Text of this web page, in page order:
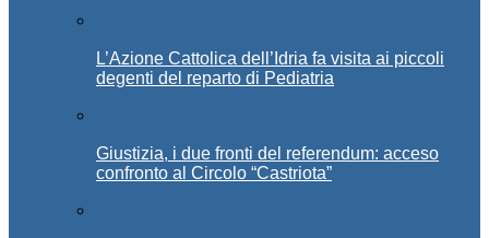
L’Azione Cattolica dell’Idria fa visita ai piccoli
degenti del reparto di Pediatria
Giustizia, i due fronti del referendum: acceso
confronto al Circolo “Castriota”